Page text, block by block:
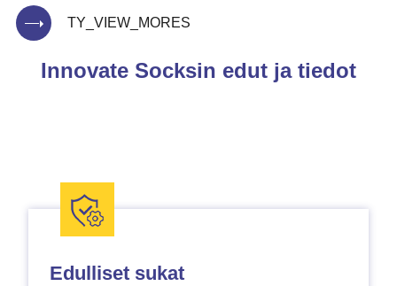
TY_VIEW_MORES
Innovate Socksin edut ja tiedot
Edulliset sukat